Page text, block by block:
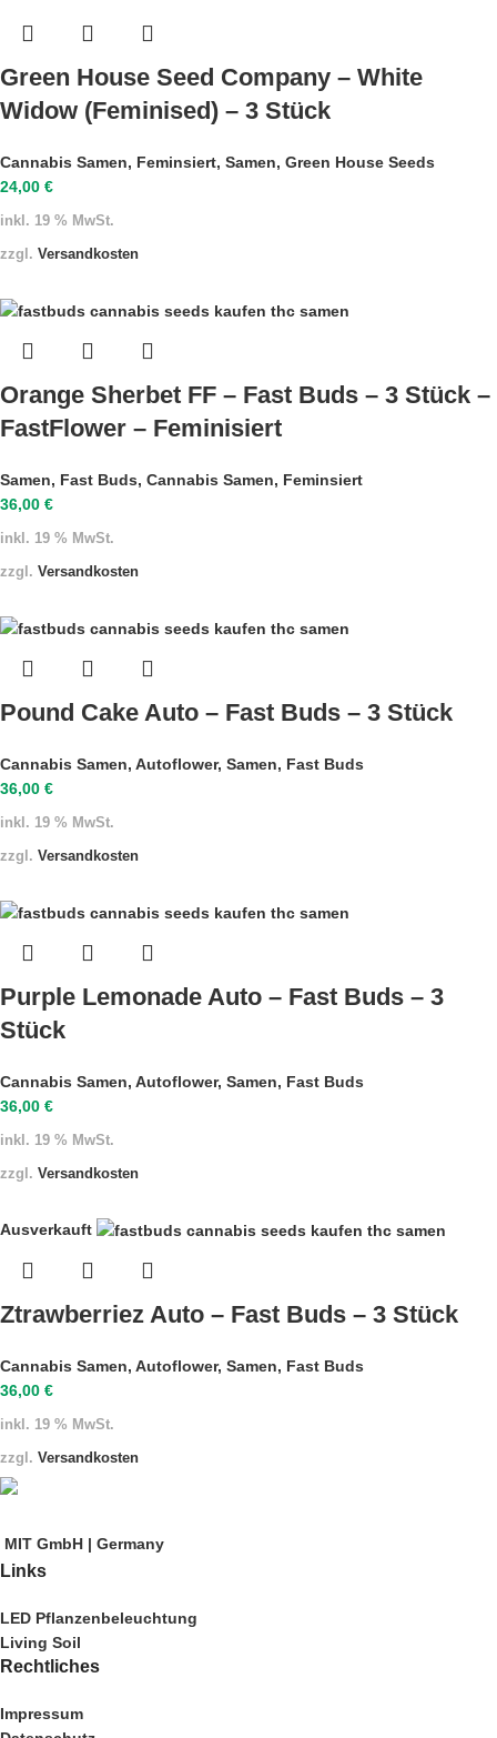
Green House Seed Company – White
Widow (Feminised) – 3 Stück
Cannabis Samen, Feminsiert, Samen, Green House Seeds
24,00 €
inkl. 19 % MwSt.
zzgl. Versandkosten
Orange Sherbet FF – Fast Buds – 3 Stück –
FastFlower – Feminisiert
Samen, Fast Buds, Cannabis Samen, Feminsiert
36,00 €
inkl. 19 % MwSt.
zzgl. Versandkosten
Pound Cake Auto – Fast Buds – 3 Stück
Cannabis Samen, Autoflower, Samen, Fast Buds
36,00 €
inkl. 19 % MwSt.
zzgl. Versandkosten
Purple Lemonade Auto – Fast Buds – 3
Stück
Cannabis Samen, Autoflower, Samen, Fast Buds
36,00 €
inkl. 19 % MwSt.
zzgl. Versandkosten
Ausverkauft
Ztrawberriez Auto – Fast Buds – 3 Stück
Cannabis Samen, Autoflower, Samen, Fast Buds
36,00 €
inkl. 19 % MwSt.
zzgl. Versandkosten
MIT GmbH | Germany
Links
LED Pflanzenbeleuchtung
Living Soil
Rechtliches
Impressum